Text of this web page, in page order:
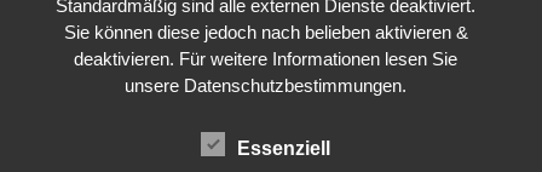
Standardmäßig sind alle externen Dienste deaktiviert.
Sie können diese jedoch nach belieben aktivieren &
deaktivieren. Für weitere Informationen lesen Sie
unsere Datenschutzbestimmungen.
Essenziell